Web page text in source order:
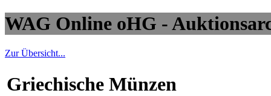
WAG Online oHG -
Zur Übersicht...
Griechische Münzen